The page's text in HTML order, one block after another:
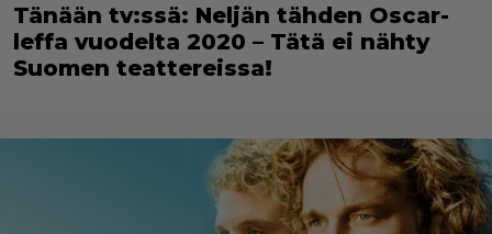
Tänään tv:ssä: Neljän tähden Oscar-
leffa vuodelta 2020 – Tätä ei nähty
Suomen teattereissa!